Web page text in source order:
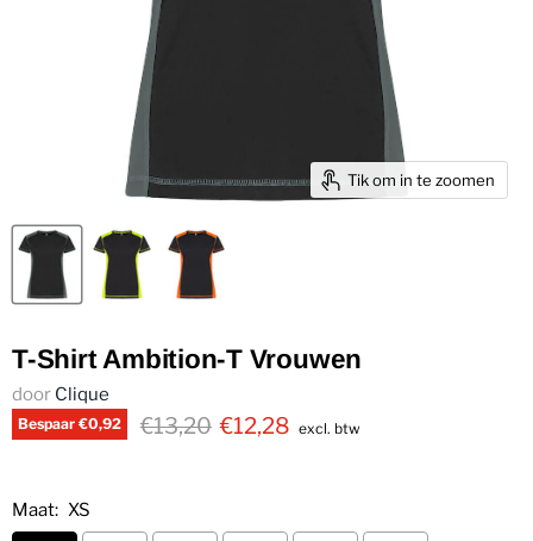
Tik om in te zoomen
T-Shirt Ambition-T Vrouwen
door Clique
Bespaar €0,92 €13,20 €12,28 excl. btw
Maat: XS